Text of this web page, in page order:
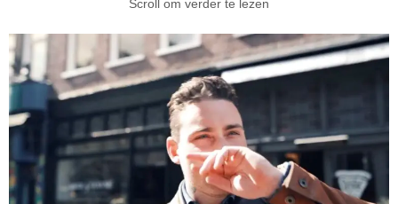
Scroll om verder te lezen